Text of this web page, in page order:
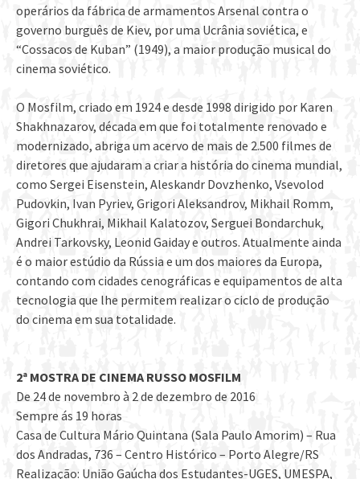
operários da fábrica de armamentos Arsenal contra o
governo burguês de Kiev, por uma Ucrânia soviética, e
“Cossacos de Kuban” (1949), a maior produção musical do
cinema soviético.
O Mosfilm, criado em 1924 e desde 1998 dirigido por Karen
Shakhnazarov, década em que foi totalmente renovado e
modernizado, abriga um acervo de mais de 2.500 filmes de
diretores que ajudaram a criar a história do cinema mundial,
como Sergei Eisenstein, Aleskandr Dovzhenko, Vsevolod
Pudovkin, Ivan Pyriev, Grigori Aleksandrov, Mikhail Romm,
Gigori Chukhrai, Mikhail Kalatozov, Serguei Bondarchuk,
Andrei Tarkovsky, Leonid Gaiday e outros. Atualmente ainda
é o maior estúdio da Rússia e um dos maiores da Europa,
contando com cidades cenográficas e equipamentos de alta
tecnologia que lhe permitem realizar o ciclo de produção
do cinema em sua totalidade.
2ª MOSTRA DE CINEMA RUSSO MOSFILM
De 24 de novembro à 2 de dezembro de 2016
Sempre ás 19 horas
Casa de Cultura Mário Quintana (Sala Paulo Amorim) – Rua
dos Andradas, 736 – Centro Histórico – Porto Alegre/RS
Realização: União Gaúcha dos Estudantes-UGES, UMESPA,